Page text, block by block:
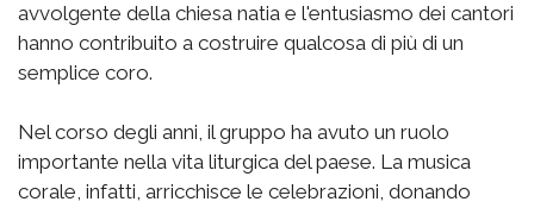
avvolgente della chiesa natia e l'entusiasmo dei cantori
hanno contribuito a costruire qualcosa di più di un
semplice coro.
Nel corso degli anni, il gruppo ha avuto un ruolo
importante nella vita liturgica del paese. La musica
corale, infatti, arricchisce le celebrazioni, donando